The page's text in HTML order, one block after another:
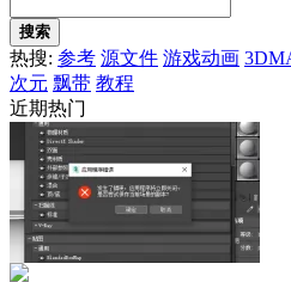
搜索
热搜: 参考 源文件 游戏动画
次元 飘带 教程
近期热门